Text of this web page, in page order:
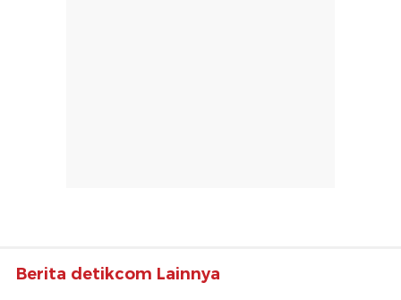
Berita detikcom Lainnya